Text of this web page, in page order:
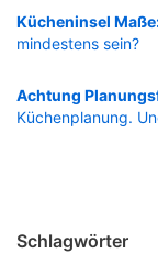
Kücheninsel
mindestens sein?
Achtung
Küchenplanung.
Schlagwörter